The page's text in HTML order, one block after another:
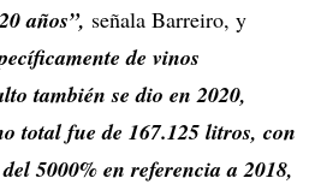
años”, señala Barreiro, y
de vinos
también se dio en 2020,
total fue de 167.125 litros, con
5000% en referencia a 2018,